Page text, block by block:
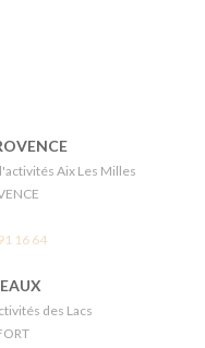
Aix Les Milles
16 64
des Lacs